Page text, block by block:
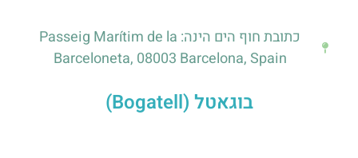
כתובת חוף הים הינה: Passeig Marítim de la
Barceloneta, 08003 Barcelona, Spain
בוגאטל (Bogatell)